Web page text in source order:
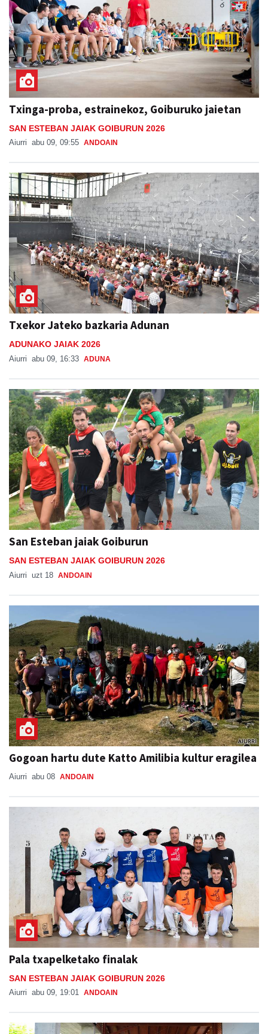
Txinga-proba, estrainekoz, Goiburuko jaietan
SAN ESTEBAN JAIAK GOIBURUN 2026
Aiurri abu 09, 09:55 ANDOAIN
Txekor Jateko bazkaria Adunan
ADUNAKO JAIAK 2026
Aiurri abu 09, 16:33 ADUNA
San Esteban jaiak Goiburun
SAN ESTEBAN JAIAK GOIBURUN 2026
Aiurri uzt 18 ANDOAIN
Gogoan hartu dute Katto Amilibia kultur eragilea
Aiurri abu 08 ANDOAIN
Pala txapelketako finalak
SAN ESTEBAN JAIAK GOIBURUN 2026
Aiurri abu 09, 19:01 ANDOAIN